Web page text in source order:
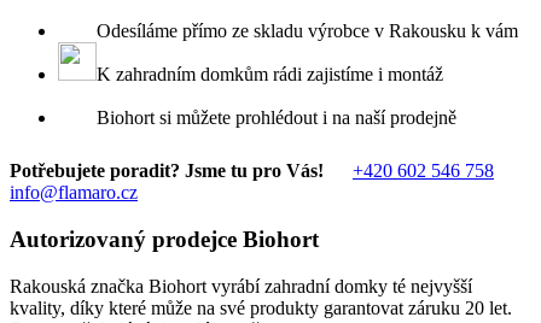
Odesíláme přímo ze skladu výrobce v Rakousku k vám
K zahradním domkům rádi zajistíme i montáž
Biohort si můžete prohlédout i na naší prodejně
Potřebujete poradit? Jsme tu pro Vás!
+420 602 546 758
info@flamaro.cz
Autorizovaný prodejce Biohort
Rakouská značka Biohort vyrábí zahradní domky té nejvyšší
kvality, díky které může na své produkty garantovat záruku 20 let.